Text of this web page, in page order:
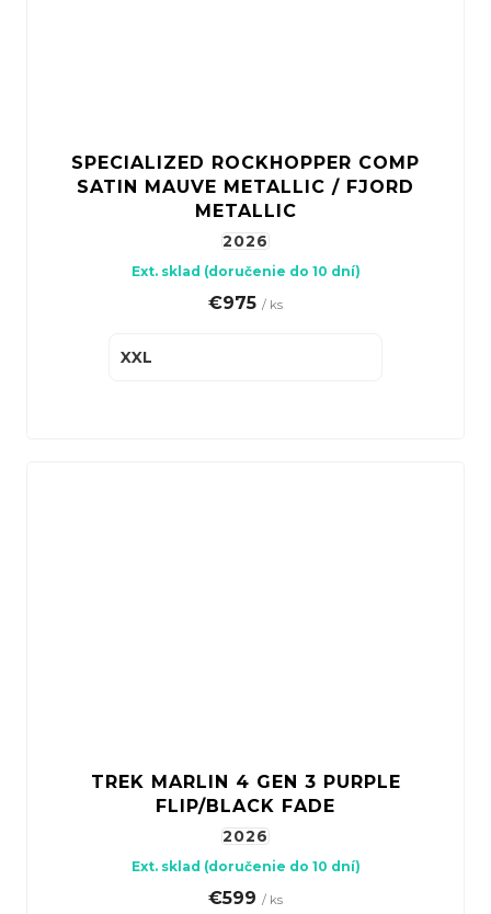
SPECIALIZED ROCKHOPPER COMP
SATIN MAUVE METALLIC / FJORD
METALLIC
2026
Ext. sklad (doručenie do 10 dní)
€975 / ks
XXL
TREK MARLIN 4 GEN 3 PURPLE
FLIP/BLACK FADE
2026
Ext. sklad (doručenie do 10 dní)
€599 / ks